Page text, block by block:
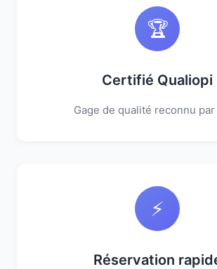
🏆
Certifié Qualiopi
Gage de qualité reconnu par
⚡
Réservation